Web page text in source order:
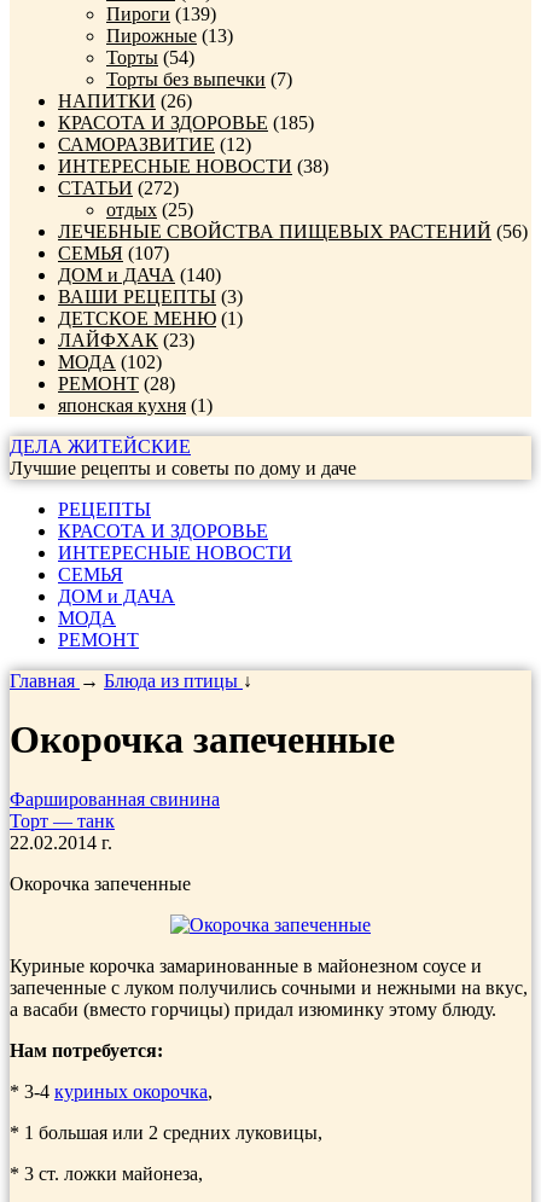
Пироги (139)
Пирожные (13)
Торты (54)
Торты без выпечки (7)
НАПИТКИ (26)
КРАСОТА И ЗДОРОВЬЕ (185)
САМОРАЗВИТИЕ (12)
ИНТЕРЕСНЫЕ НОВОСТИ (38)
СТАТЬИ (272)
отдых (25)
ЛЕЧЕБНЫЕ СВОЙСТВА ПИЩЕВЫХ РАСТЕНИЙ (56)
СЕМЬЯ (107)
ДОМ и ДАЧА (140)
ВАШИ РЕЦЕПТЫ (3)
ДЕТСКОЕ МЕНЮ (1)
ЛАЙФХАК (23)
МОДА (102)
РЕМОНТ (28)
японская кухня (1)
ДЕЛА ЖИТЕЙСКИЕ
Лучшие рецепты и советы по дому и даче
РЕЦЕПТЫ
КРАСОТА И ЗДОРОВЬЕ
ИНТЕРЕСНЫЕ НОВОСТИ
СЕМЬЯ
ДОМ и ДАЧА
МОДА
РЕМОНТ
Главная → Блюда из птицы ↓
Окорочка запеченные
Фаршированная свинина
Торт — танк
22.02.2014 г.
Окорочка запеченные
Куриные корочка замаринованные в майонезном соусе и
запеченные с луком получились сочными и нежными на вкус,
а васаби (вместо горчицы) придал изюминку этому блюду.
Нам потребуется:
* 3-4 куриных окорочка,
* 1 большая или 2 средних луковицы,
* 3 ст. ложки майонеза,